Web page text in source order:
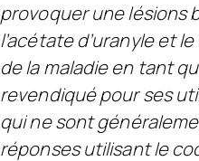
provoquer une lésions
l’acétate d’uranyle et
de la maladie en tant
revendiqué pour ses
qui ne sont
réponses utilisant le